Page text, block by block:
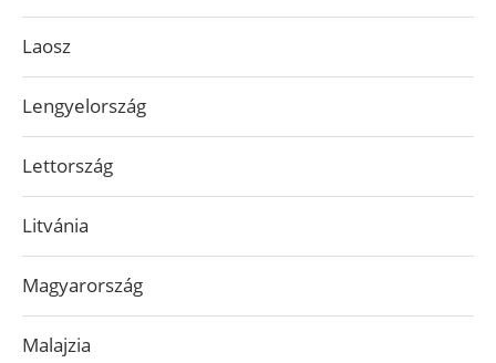
Laosz
Lengyelország
Lettország
Litvánia
Magyarország
Malajzia